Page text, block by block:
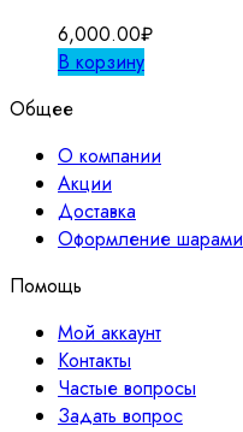
6,000.00₽
В корзину
Общее
О компании
Акции
Доставка
Оформление шарами
Помощь
Мой аккаунт
Контакты
Частые вопросы
Задать вопрос